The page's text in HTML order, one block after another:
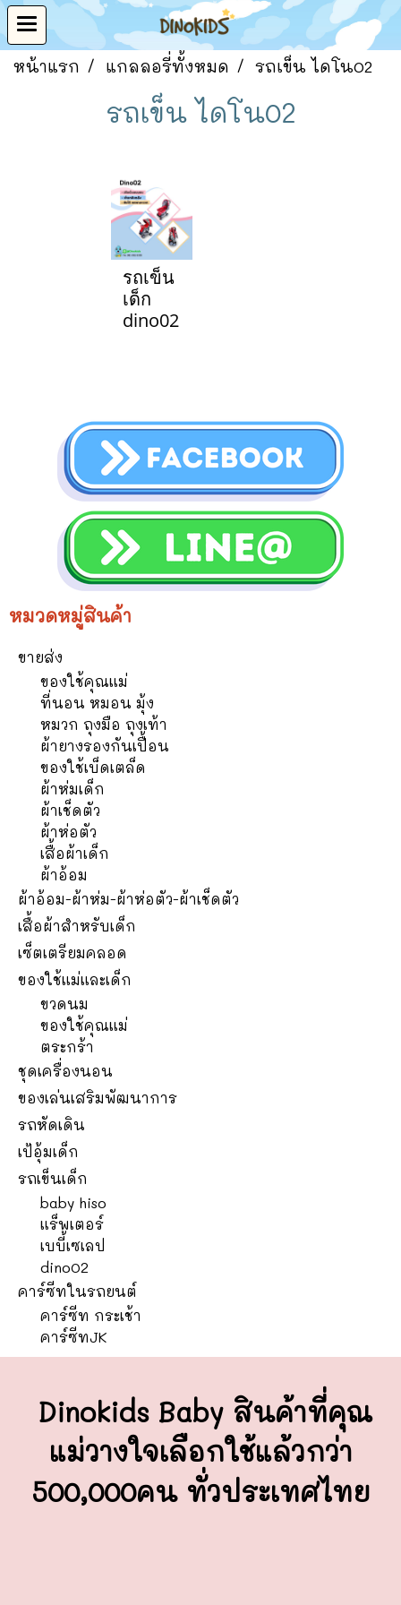
หน้าแรก แกลลอรี่ทั้งหมด รถเข็น ไดโน02
รถเข็น ไดโน02
รถเข็น
เด็ก
dino02
หมวดหมู่สินค้า
ขายส่ง
ของใช้คุณแม่
ที่นอน หมอน มุ้ง
หมวก ถุงมือ ถุงเท้า
ผ้ายางรองกันเปื้อน
ของใช้เบ็ดเตล็ด
ผ้าห่มเด็ก
ผ้าเช็ดตัว
ผ้าห่อตัว
เสื้อผ้าเด็ก
ผ้าอ้อม
ผ้าอ้อม-ผ้าห่ม-ผ้าห่อตัว-ผ้าเช็ดตัว
เสื้อผ้าสำหรับเด็ก
เซ็ตเตรียมคลอด
ของใช้แม่และเด็ก
ขวดนม
ของใช้คุณแม่
ตระกร้า
ชุดเครื่องนอน
ของเล่นเสริมพัฒนาการ
รถหัดเดิน
เป้อุ้มเด็ก
รถเข็นเด็ก
baby hiso
แร็พเตอร์
เบบี้เซเลป
dino02
คาร์ซีทในรถยนต์
คาร์ซีท กระเช้า
คาร์ซีทJK
Dinokids Baby สินค้าที่คุณ
แม่วางใจเลือกใช้แล้วกว่า
500,000คน ทั่วประเทศไทย